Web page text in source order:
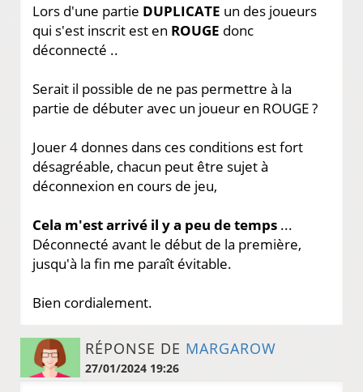
Lors d'une partie DUPLICATE un des joueurs
qui s'est inscrit est en ROUGE donc
déconnecté ..
Serait il possible de ne pas permettre à la
partie de débuter avec un joueur en ROUGE ?
Jouer 4 donnes dans ces conditions est fort
désagréable, chacun peut être sujet à
déconnexion en cours de jeu,
Cela m'est arrivé il y a peu de temps ...
Déconnecté avant le début de la première,
jusqu'à la fin me paraît évitable.
Bien cordialement.
RÉPONSE DE MARGAROW
27/01/2024 19:26